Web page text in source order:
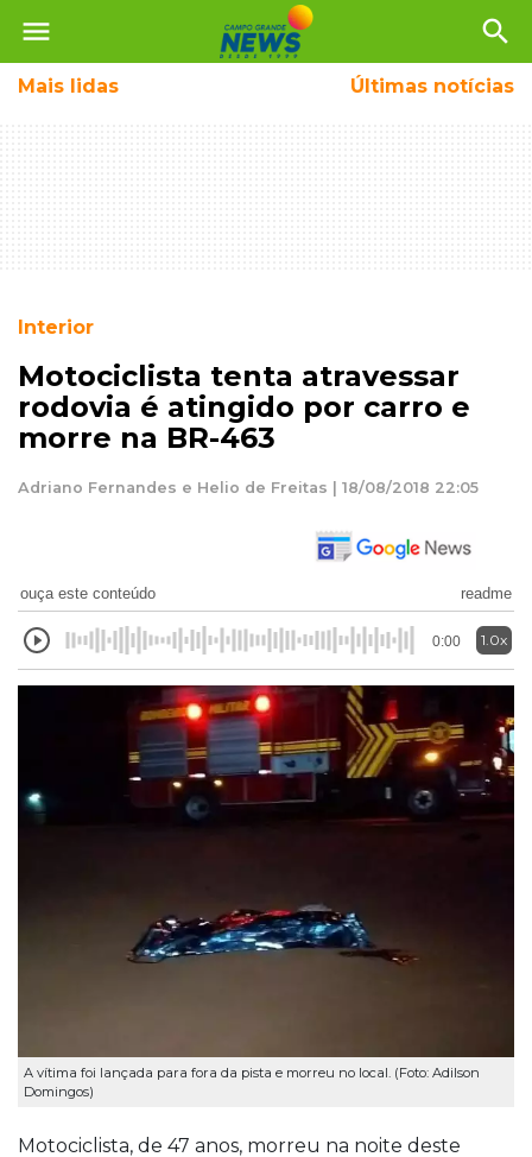
menu search
Mais lidas Últimas notícias
Interior
Motociclista tenta atravessar
rodovia é atingido por carro e
morre na BR-463
Adriano Fernandes e Helio de Freitas | 18/08/2018 22:05
ouça este conteúdo readme
0:00 1.0x
A vítima foi lançada para fora da pista e morreu no local. (Foto: Adilson
Domingos)
Motociclista, de 47 anos, morreu na noite deste